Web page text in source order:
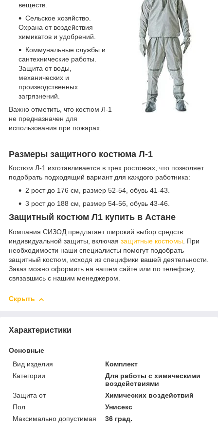
веществ.
Сельское хозяйство.
Охрана от воздействия
химикатов и удобрений.
Коммунальные службы и
сантехнические работы.
Защита от воды,
механических и
производственных
загрязнений.
Важно отметить, что костюм Л-1
не предназначен для
использования при пожарах.
Размеры защитного костюма Л-1
Костюм Л-1 изготавливается в трех ростовках, что позволяет
подобрать подходящий вариант для каждого работника:
2 рост до 176 см, размер 52-54, обувь 41-43.
3 рост до 188 см, размер 54-56, обувь 43-46.
Защитный костюм Л1 купить в Астане
Компания СИЗОД предлагает широкий выбор средств
индивидуальной защиты, включая защитные костюмы. При
необходимости наши специалисты помогут подобрать
защитный костюм, исходя из специфики вашей деятельности.
Заказ можно оформить на нашем сайте или по телефону,
связавшись с нашим менеджером.
Скрыть
Характеристики
Основные
Вид изделия
Комплект
Категории
Для работы с химическими
воздействиями
Защита от
Химических воздействий
Пол
Унисекс
Максимально допустимая
36 град.